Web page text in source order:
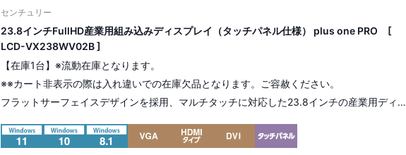
センチュリー
23.8インチFullHD産業用組み込みディスプレイ（タッチパネル仕様） plus one PRO [
LCD-VX238WV02B ]
【在庫1台】※流動在庫となります。
※※カート非表示の際は入れ違いでの在庫欠品となります。ご容赦ください。
フラットサーフェイスデザインを採用、マルチタッチに対応した23.8インチの産業用ディス
解像度 FHD（フルHD） 1,980×1,080pixel（16:9）